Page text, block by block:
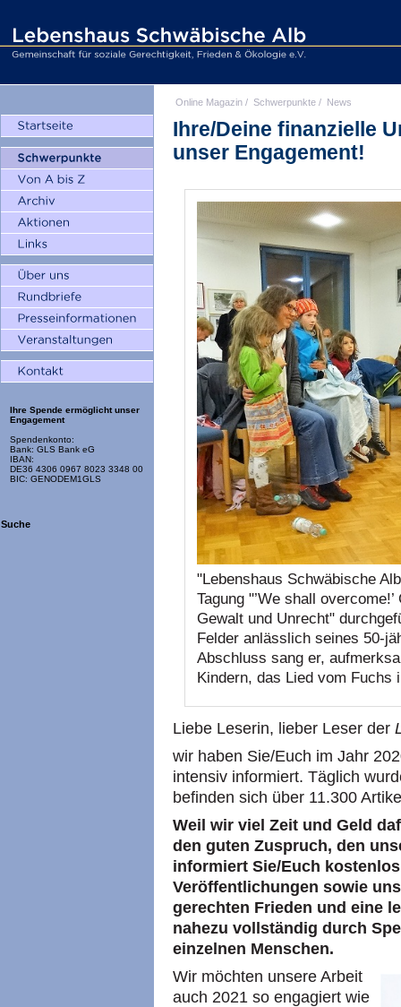
Ihre Spende ermöglicht unser
Engagement
Spendenkonto:
Bank: GLS Bank eG
IBAN:
DE36 4306 0967 8023 3348 00
BIC: GENODEM1GLS
Suche
Online Magazin / Schwerpunkte / News
Ihre/Deine finanzielle
unser Engagement!
"Lebenshaus Schwäbische
Tagung "’We shall
Gewalt und Unrecht"
Felder anlässlich seines 50-
Abschluss sang er,
Kindern, das Lied vom Fuchs
Liebe Leserin, lieber Leser der
wir haben Sie/Euch im Jahr
intensiv informiert. Täglich
befinden sich über 11.300
Weil wir viel Zeit und Geld
den guten Zuspruch, den
informiert Sie/Euch
Veröffentlichungen sowie
gerechten Frieden und eine
nahezu vollständig durch
einzelnen Menschen.
Wir möchten unsere Arbeit
auch 2021 so engagiert wie